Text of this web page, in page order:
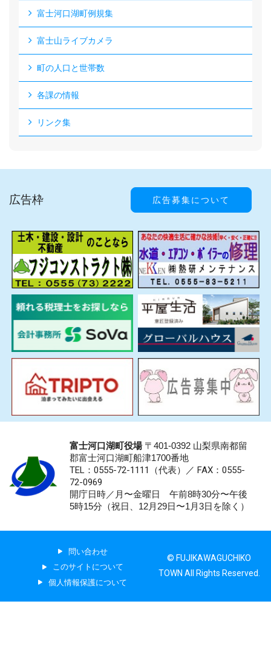
富士河口湖町例規集
富士山ライブカメラ
町の人口と世帯数
各課の情報
リンク集
広告枠 広告募集について
富士河口湖町役場〒401-0392 山梨県南都留
郡富士河口湖町船津1700番地
TEL：0555-72-1111 （代表）／ FAX：0555-
72-0969
開庁日時／月〜金曜日 午前8時30分〜午後
5時15分（祝日、12月29日〜1月3日を除く）
問い合わせ
このサイトについて
個人情報保護について
© FUJIKAWAGUCHIKO
TOWN All Rights Reserved.